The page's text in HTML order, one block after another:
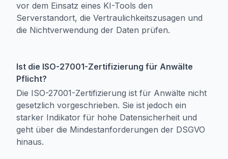
vor dem Einsatz eines KI-Tools den
Serverstandort, die Vertraulichkeitszusagen und
die Nichtverwendung der Daten prüfen.
Ist die ISO-27001-Zertifizierung für Anwälte
Pflicht?
Die ISO-27001-Zertifizierung ist für Anwälte nicht
gesetzlich vorgeschrieben. Sie ist jedoch ein
starker Indikator für hohe Datensicherheit und
geht über die Mindestanforderungen der DSGVO
hinaus.